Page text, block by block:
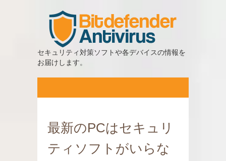
セキュリティ対策ソフトや各デバイスの情報を
お届けします。
最新のPCはセキュリ
ティソフトがいらな